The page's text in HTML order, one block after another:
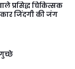
प्रसिद्ध चिकित्सक
जिंदगी की जंग